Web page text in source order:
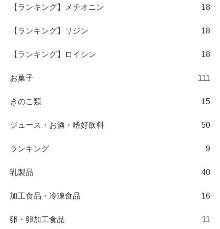
【ランキング】メチオニン 18
【ランキング】リジン 18
【ランキング】ロイシン 18
お菓子 111
きのこ類 15
ジュース・お酒・嗜好飲料 50
ランキング 9
乳製品 40
加工食品・冷凍食品 16
卵・卵加工食品 11